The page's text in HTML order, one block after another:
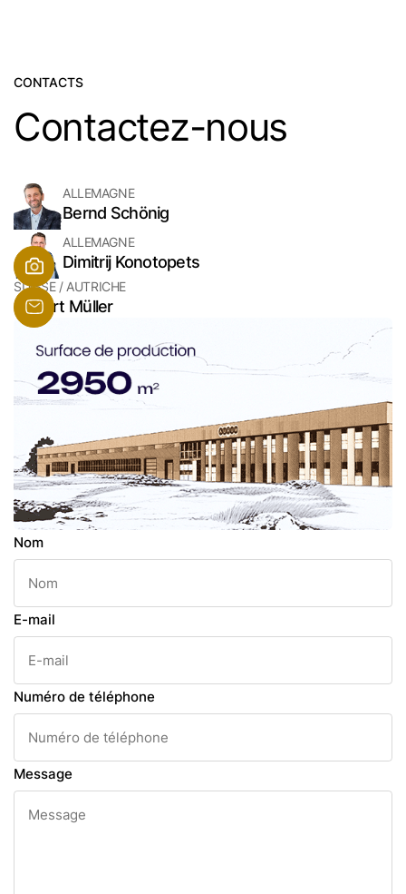
CONTACTS
Contactez-nous
ALLEMAGNE
Bernd Schönig
ALLEMAGNE
Dimitrij Konotopets
SUISSE / AUTRICHE
Hubert Müller
Nom
E-mail
Numéro de téléphone
Message